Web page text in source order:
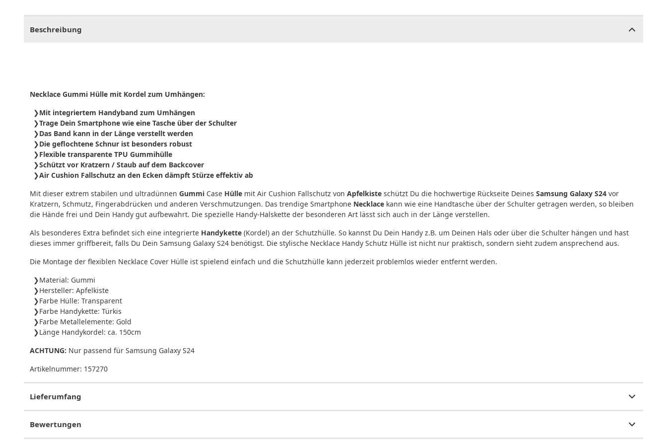
Beschreibung
Necklace Gummi Hülle mit Kordel zum Umhängen:
Mit integriertem Handyband zum Umhängen
Trage Dein Smartphone wie eine Tasche über der Schulter
Das Band kann in der Länge verstellt werden
Die geflochtene Schnur ist besonders robust
Flexible transparente TPU Gummihülle
Schützt vor Kratzern / Staub auf dem Backcover
Air Cushion Fallschutz an den Ecken dämpft Stürze effektiv ab
Mit dieser extrem stabilen und ultradünnen Gummi Case Hülle mit Air Cushion Fallschutz von Apfelkiste schützt Du die hochwertige Rückseite Deines Samsung Galaxy S24 vor
Kratzern, Schmutz, Fingerabdrücken und anderen Verschmutzungen. Das trendige Smartphone Necklace kann wie eine Handtasche über der Schulter getragen werden, so bleiben
die Hände frei und Dein Handy gut aufbewahrt. Die spezielle Handy-Halskette der besonderen Art lässt sich auch in der Länge verstellen.
Als besonderes Extra befindet sich eine integrierte Handykette (Kordel) an der Schutzhülle. So kannst Du Dein Handy z.B. um Deinen Hals oder über die Schulter hängen und hast
dieses immer griffbereit, falls Du Dein Samsung Galaxy S24 benötigst. Die stylische Necklace Handy Schutz Hülle ist nicht nur praktisch, sondern sieht zudem ansprechend aus.
Die Montage der flexiblen Necklace Cover Hülle ist spielend einfach und die Schutzhülle kann jederzeit problemlos wieder entfernt werden.
Material: Gummi
Hersteller: Apfelkiste
Farbe Hülle: Transparent
Farbe Handykette: Türkis
Farbe Metallelemente: Gold
Länge Handykordel: ca. 150cm
ACHTUNG: Nur passend für Samsung Galaxy S24
Artikelnummer: 157270
Lieferumfang
Bewertungen